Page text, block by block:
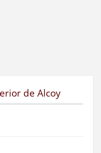
de Alcoy